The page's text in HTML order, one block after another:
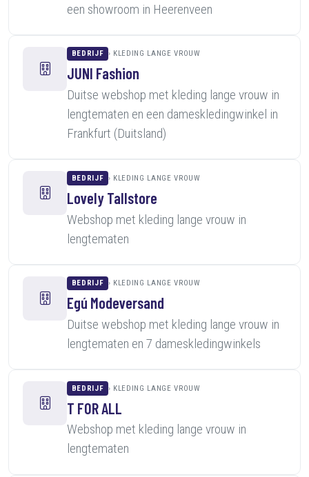
een showroom in Heerenveen
BEDRIJF KLEDING LANGE VROUW
JUNI Fashion
Duitse webshop met kleding lange vrouw in
lengtematen en een dameskledingwinkel in
Frankfurt (Duitsland)
BEDRIJF KLEDING LANGE VROUW
Lovely Tallstore
Webshop met kleding lange vrouw in
lengtematen
BEDRIJF KLEDING LANGE VROUW
Egú Modeversand
Duitse webshop met kleding lange vrouw in
lengtematen en 7 dameskledingwinkels
BEDRIJF KLEDING LANGE VROUW
T FOR ALL
Webshop met kleding lange vrouw in
lengtematen